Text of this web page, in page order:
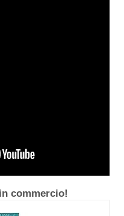
commercio!